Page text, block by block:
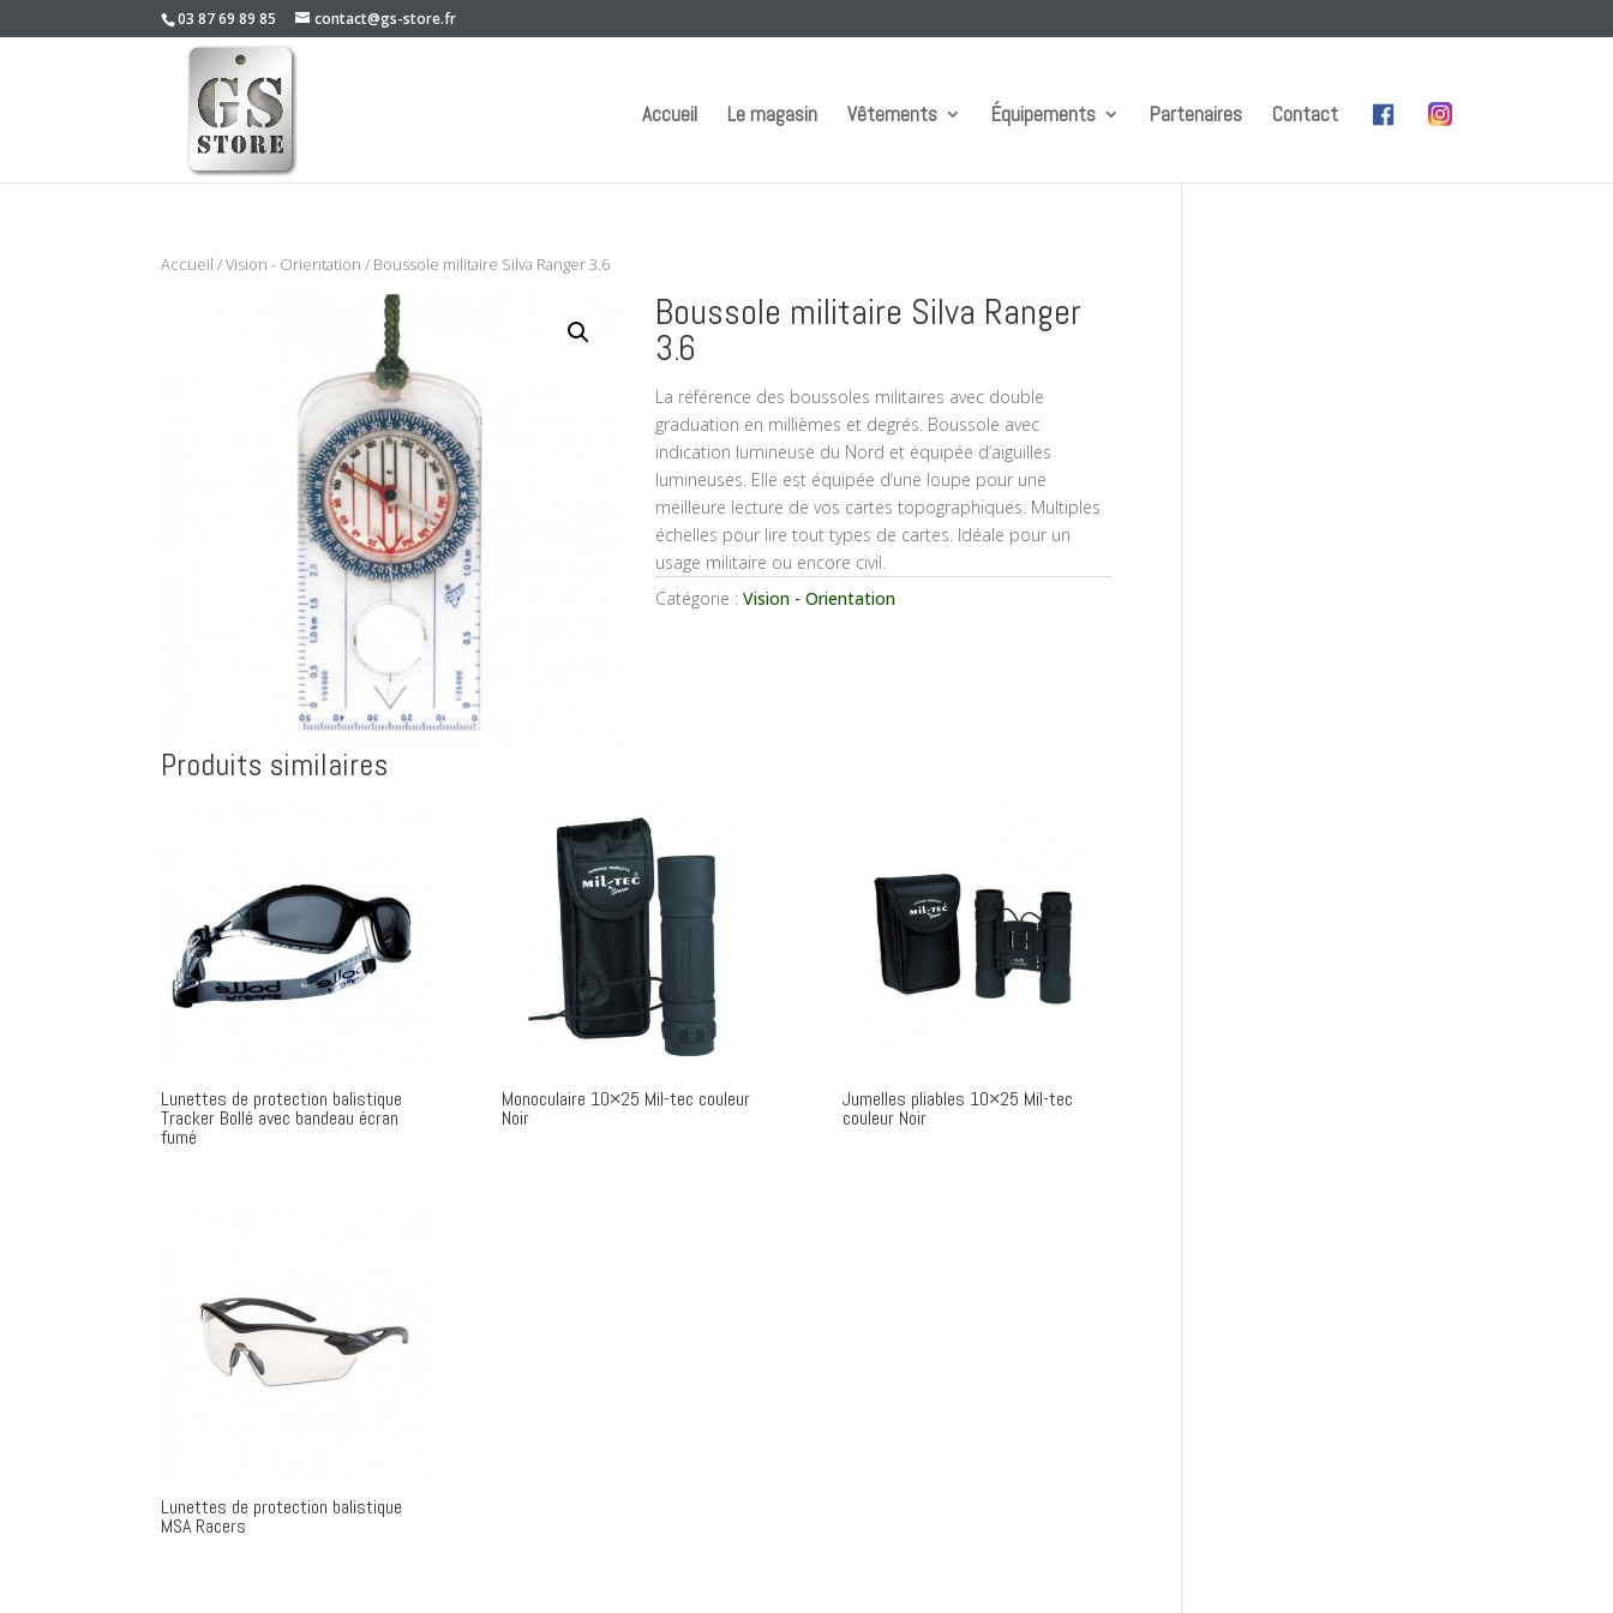
03 87 69 89 85 contact@gs-store.fr
Accueil Le magasin Vêtements Équipements Partenaires Contact
Accueil /Vision - Orientation / Boussole militaire Silva Ranger 3.6
Boussole militaire Silva Ranger
3.6
La référence des boussoles militaires avec double
graduation en millièmes et degrés. Boussole avec
indication lumineuse du Nord et équipée d’aiguilles
lumineuses. Elle est équipée d’une loupe pour une
meilleure lecture de vos cartes topographiques. Multiples
échelles pour lire tout types de cartes. Idéale pour un
usage militaire ou encore civil.
Catégorie :Vision - Orientation
Produits similaires
Lunettes de protection balistique
Tracker Bollé avec bandeau écran
fumé
Monoculaire 10×25 Mil-tec couleur
Noir
Jumelles pliables 10×25 Mil-tec
couleur Noir
Lunettes de protection balistique
MSA Racers